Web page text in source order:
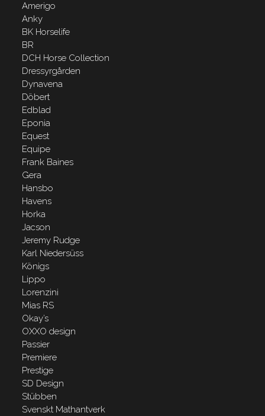
Amerigo
Anky
BK Horselife
BR
DCH Horse Collection
Dressyrgården
Dynavena
Döbert
Edblad
Eponia
Equest
Equipe
Frank Baines
Gera
Hansbo
Havens
Horka
Jacson
Jeremy Rudge
Karl Niedersüss
Königs
Lippo
Lorenzini
Mias RS
Okay’s
OXXO design
Passier
Premiere
Prestige
SD Design
Stübben
Svenskt Mathantverk